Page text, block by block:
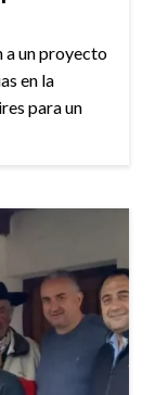
a un proyecto
en la
para un